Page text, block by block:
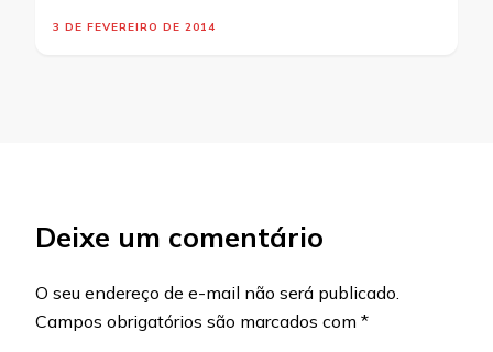
3 DE FEVEREIRO DE 2014
Deixe um comentário
O seu endereço de e-mail não será publicado.
Campos obrigatórios são marcados com *